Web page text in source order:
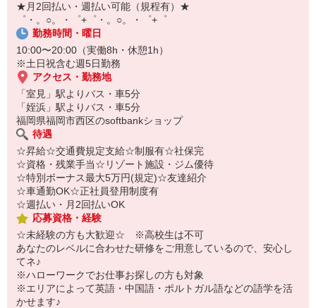
気になった方はお気軽にご相談ください！
★月2回払い・週払い可能（規程有）★
゜・。○。・゜+゜・。○。・゜+゜
勤務時間・曜日
10:00〜20:00（実働8h・休憩1h）
※土日祝含む週5日勤務
アクセス・勤務地
「室見」駅よりバス・車5分
「姪浜」駅よりバス・車5分
福岡県福岡市西区のsoftbankショップ
待遇
☆昇給☆交通費規定支給☆制服有☆社保完
☆資格・残業手当☆リゾート施設・ジム優待
☆特別ボーナス最大5万円(規定)☆友達紹介
☆車通勤OK☆正社員登用制度有
☆週払い・月2回払いOK
応募資格・経験
☆未経験の方も大歓迎☆ ※高校生は不可
あなたのレベルに合わせた研修をご用意しているので、安心し
てネ♪
※ハローワークでお仕事お探しの方も対象
※エリアによって英語・中国語・ポルトガル語などの語学を活
かせます♪